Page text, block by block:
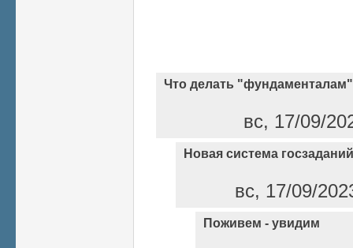
Что делать
вс, 17/09/
Новая система
вс, 17/09/
Поживем - увидим